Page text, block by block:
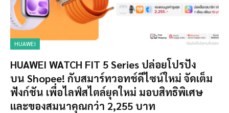
HUAWEI
HUAWEI WATCH FIT 5 Series ปล่อยโปรปัง
บน Shopee! กับสมาร์ทวอทช์ดีไซน์ใหม่ จัดเต็ม
ฟังก์ชัน เพื่อไลฟ์สไตล์ยุคใหม่ มอบสิทธิพิเศษ
และของสมนาคุณกว่า 2,255 บาท